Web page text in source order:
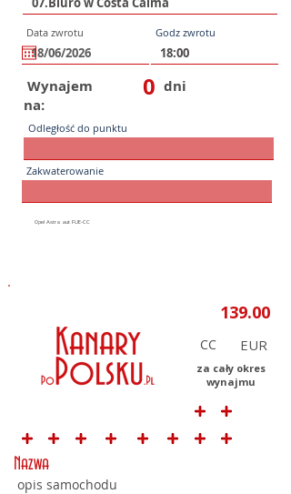
Data zwrotu Godz zwrotu
Wynajem
na:
0 dni
Odległość do punktu
Zakwaterowanie
CC
za cały okres
wynajmu
Nazwa
opis samochodu